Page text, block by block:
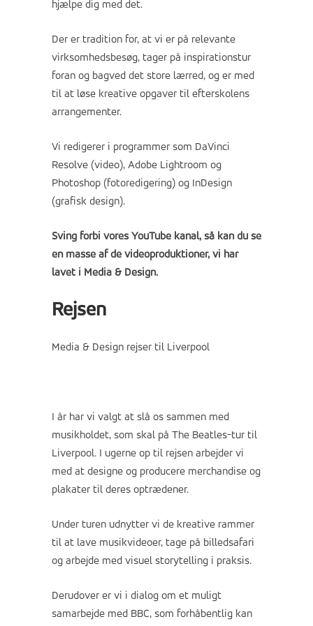
hjælpe dig med det.
Der er tradition for, at vi er på relevante
virksomhedsbesøg, tager på inspirationstur
foran og bagved det store lærred, og er med
til at løse kreative opgaver til efterskolens
arrangementer.
Vi redigerer i programmer som DaVinci
Resolve (video), Adobe Lightroom og
Photoshop (fotoredigering) og InDesign
(grafisk design).
Sving forbi vores YouTube kanal, så kan du se
en masse af de videoproduktioner, vi har
lavet i Media & Design.
Rejsen
Media & Design rejser til Liverpool
I år har vi valgt at slå os sammen med
musikholdet, som skal på The Beatles-tur til
Liverpool. I ugerne op til rejsen arbejder vi
med at designe og producere merchandise og
plakater til deres optrædener.
Under turen udnytter vi de kreative rammer
til at lave musikvideoer, tage på billedsafari
og arbejde med visuel storytelling i praksis.
Derudover er vi i dialog om et muligt
samarbejde med BBC, som forhåbentlig kan